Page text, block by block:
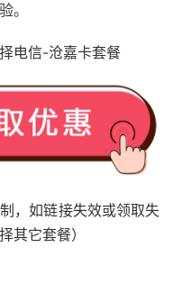
。
电信-沧嘉卡套餐
，如链接失效或领取失
其它套餐）